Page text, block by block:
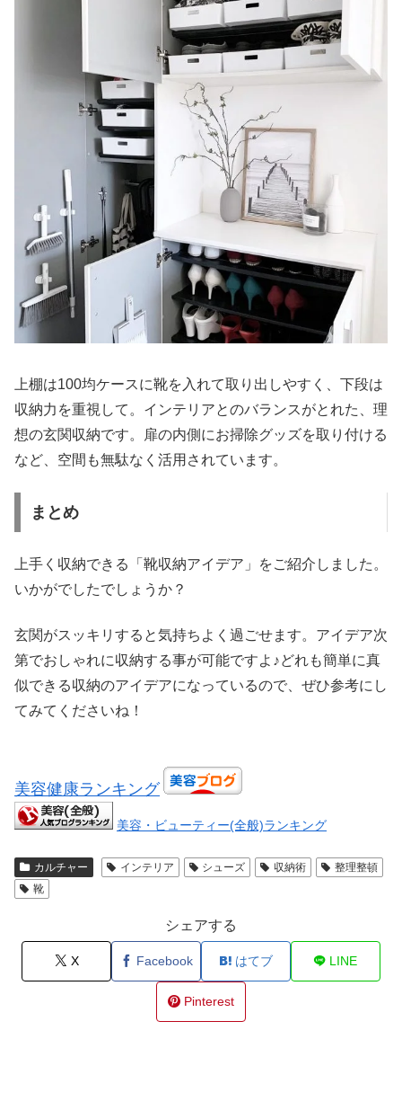
上棚は100均ケースに靴を入れて取り出しやすく、下段は
収納力を重視して。インテリアとのバランスがとれた、理
想の玄関収納です。扉の内側にお掃除グッズを取り付ける
など、空間も無駄なく活用されています。
まとめ
上手く収納できる「靴収納アイデア」をご紹介しました。
いかがでしたでしょうか？
玄関がスッキリすると気持ちよく過ごせます。アイデア次
第でおしゃれに収納する事が可能ですよ♪どれも簡単に真
似できる収納のアイデアになっているので、ぜひ参考にし
てみてくださいね！
美容健康ランキング
美容・ビューティー(全般)ランキング
カルチャー インテリア シューズ 収納術
整理整頓
靴
シェアする
X Facebook はてブ LINE
Pinterest